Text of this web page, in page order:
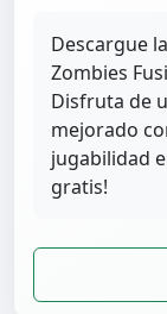
Descargue
Zombies
Disfruta de
mejorado
jugabilidad
gratis!